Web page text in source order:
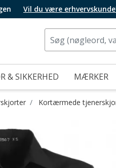
Vil du være
& SIKKERHED MÆRKER
Kortærmede